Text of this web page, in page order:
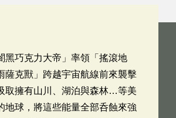
黑巧克力大帝」率領「搖滾地
薩克獸」跨越宇宙航線前來襲擊
取擁有山川、湖泊與森林…等美
地球，將這些能量全部呑蝕來強